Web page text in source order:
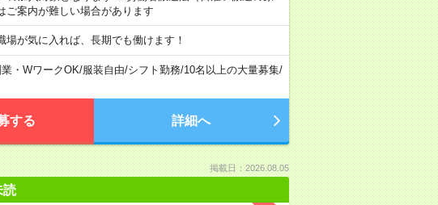
ご案内が難しい場合があります
気に入れば、長期でも働けます！
・WワークOK/服装自由/シフト勤務/10名以上の大量募集/
する 詳細へ
掲載日：2026.08.05
読